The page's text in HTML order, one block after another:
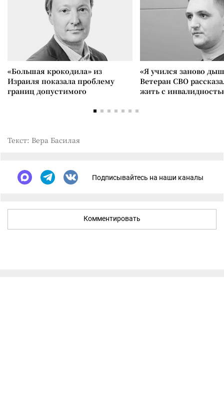
«Большая крокодила» из
Израиля показала проблему
границ допустимого
«Я учился заново
Ветеран СВО
жить с
Текст: Вера Басилая
Подписывайтесь на наши каналы
Комментировать